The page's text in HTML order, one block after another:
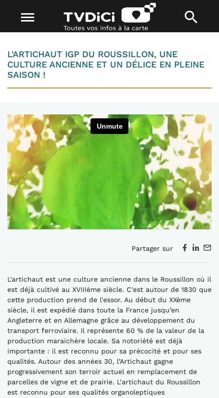
L'ARTICHAUT IGP DU ROUSSILLON, UNE
CULTURE ANCIENNE ET UN DÉLICE EN PLEINE
SAISON !
Partager sur
L'artichaut est une culture ancienne dans le Roussillon où il
est déjà cultivé au XVIIIème siècle. C'est autour de 1830 que
cette production prend de l'essor. Au début du XXème
siècle, il est expédié dans toute la France jusqu’en
Angleterre et en Allemagne grâce au développement du
transport ferroviaire. Il représente 60 % de la valeur de la
production maraichère locale. Sa notoriété est déjà
importante : il est reconnu pour sa précocité et pour ses
qualités. Autour des années 30, l’Artichaut gagne
progressivement son terroir actuel en remplacement de
parcelles de vigne et de prairie. L’artichaut du Roussillon
est reconnu pour ses qualités organoleptiques